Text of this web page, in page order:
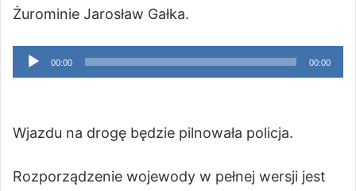
Żurominie Jarosław Gałka.
Odtwarzacz
plików
00:00 00:00
Wjazdu na drogę będzie pilnowała policja.
Rozporządzenie wojewody w pełnej wersji jest